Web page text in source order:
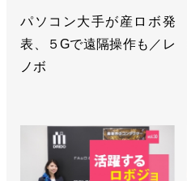
パソコン大手が産ロボ発
表、５Gで遠隔操作も／レ
ノボ